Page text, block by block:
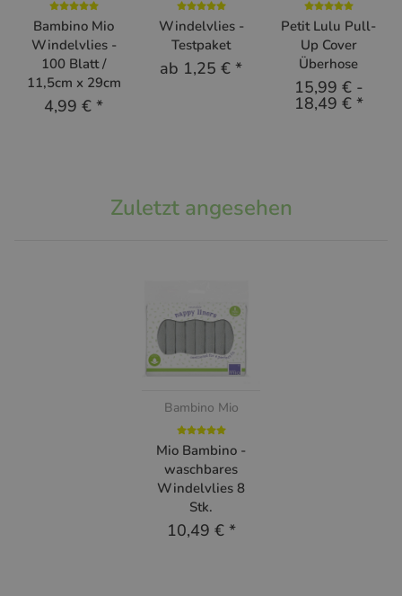
Bambino Mio
Windelvlies -
100 Blatt /
11,5cm x 29cm
4,99 € *
Windelvlies -
Testpaket
ab 1,25 € *
Petit Lulu Pull-
Up Cover
Überhose
15,99 €-
18,49 € *
Zuletzt angesehen
Bambino Mio
Mio Bambino -
waschbares
Windelvlies 8
Stk.
10,49 € *